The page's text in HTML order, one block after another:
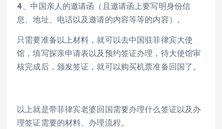
4、中国亲人的邀请函（且邀请函上要写明身份信
息、地址、电话以及邀请的内容等等的内容）。
只需要准备以上材料，就可以去中国驻菲律宾大使
馆，填写探亲申请表以及预约签证办理，待大使馆审
核完成后，颁发签证，就可以购买机票准备回国了。
以上就是带菲律宾老婆回国需要办理什么签证以及办
理签证需要的材料、办理流程。